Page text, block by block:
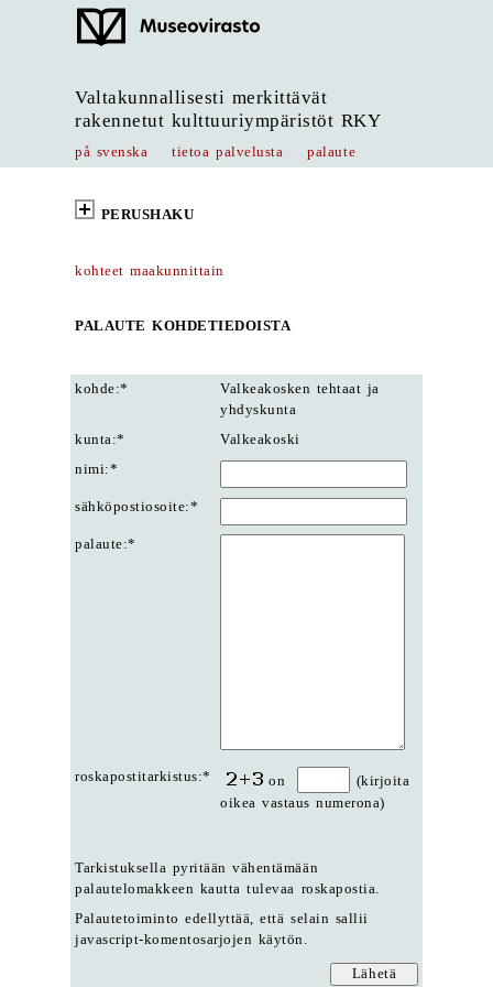
Valtakunnallisesti merkittävät
rakennetut kulttuuriympäristöt RKY
på svenska tietoa palvelusta palaute
PERUSHAKU
kohteet maakunnittain
PALAUTE KOHDETIEDOISTA
kohde:*
Valkeakosken tehtaat ja
yhdyskunta
kunta:*
Valkeakoski
nimi:*
sähköpostiosoite:*
palaute:*
roskapostitarkistus:* on
(kirjoita
oikea vastaus numerona)
Tarkistuksella pyritään vähentämään
palautelomakkeen kautta tulevaa roskapostia.
Palautetoiminto edellyttää, että selain sallii
javascript-komentosarjojen käytön.